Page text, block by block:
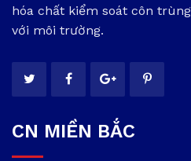
hóa chất kiểm soát côn
với môi trường.
CN MIỀN BẮC